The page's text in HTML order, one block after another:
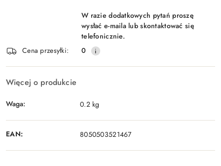
W razie dodatkowych pytań proszę
wysłać e-maila lub skontaktować się
telefonicznie.
Cena przesyłki:
0
Więcej o produkcie
Waga: 0.2 kg
EAN: 8050503521467